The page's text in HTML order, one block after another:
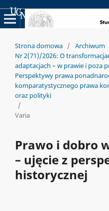
Uniwersyteckie
Strona domowa / Archiwum
Nr 2(71)/2026: O
adaptacjach – w prawie i poza
Perspektywy prawa
komparatystycznego prawa
oraz polityki
/
Varia
Prawo i dobro
– ujęcie z
historycznej